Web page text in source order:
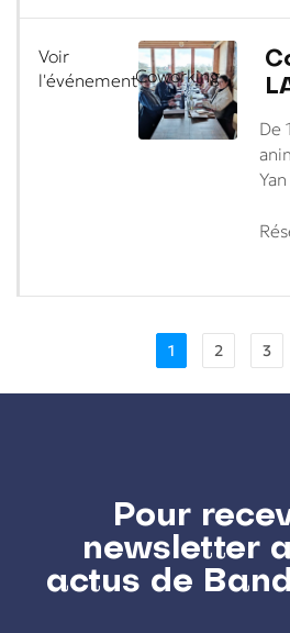
Voir
l'événementCoworking
De
Yan
1 2 3
Pour
newsletter
actus de